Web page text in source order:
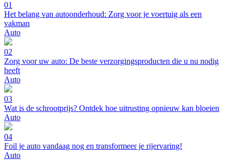
01
Het belang van autoonderhoud: Zorg voor je voertuig als een
vakman
Auto
02
Zorg voor uw auto: De beste verzorgingsproducten die u nu nodig
heeft
Auto
03
Wat is de schrootprijs? Ontdek hoe uitrusting opnieuw kan bloeien
Auto
04
Foil je auto vandaag nog en transformeer je rijervaring!
Auto